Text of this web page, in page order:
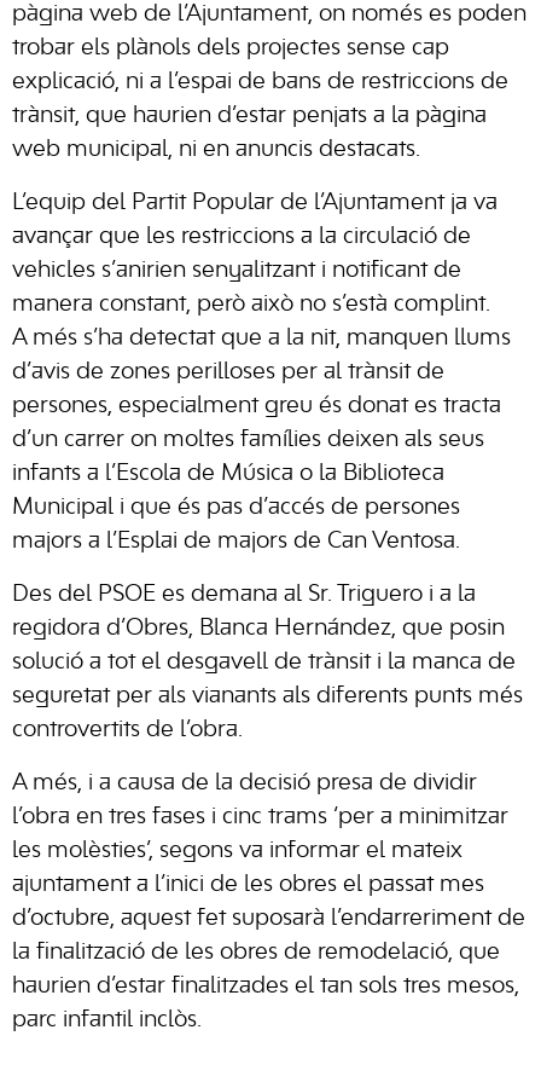
pàgina web de l’Ajuntament, on només es poden
trobar els plànols dels projectes sense cap
explicació, ni a l’espai de bans de restriccions de
trànsit, que haurien d’estar penjats a la pàgina
web municipal, ni en anuncis destacats.
L’equip del Partit Popular de l’Ajuntament ja va
avançar que les restriccions a la circulació de
vehicles s’anirien senyalitzant i notificant de
manera constant, però això no s’està complint.
A més s’ha detectat que a la nit, manquen llums
d’avis de zones perilloses per al trànsit de
persones, especialment greu és donat es tracta
d’un carrer on moltes famílies deixen als seus
infants a l’Escola de Música o la Biblioteca
Municipal i que és pas d’accés de persones
majors a l’Esplai de majors de Can Ventosa.
Des del PSOE es demana al Sr. Triguero i a la
regidora d’Obres, Blanca Hernández, que posin
solució a tot el desgavell de trànsit i la manca de
seguretat per als vianants als diferents punts més
controvertits de l’obra.
A més, i a causa de la decisió presa de dividir
l’obra en tres fases i cinc trams ‘per a minimitzar
les molèsties’, segons va informar el mateix
ajuntament a l’inici de les obres el passat mes
d’octubre, aquest fet suposarà l’endarreriment de
la finalització de les obres de remodelació, que
haurien d’estar finalitzades el tan sols tres mesos,
parc infantil inclòs.